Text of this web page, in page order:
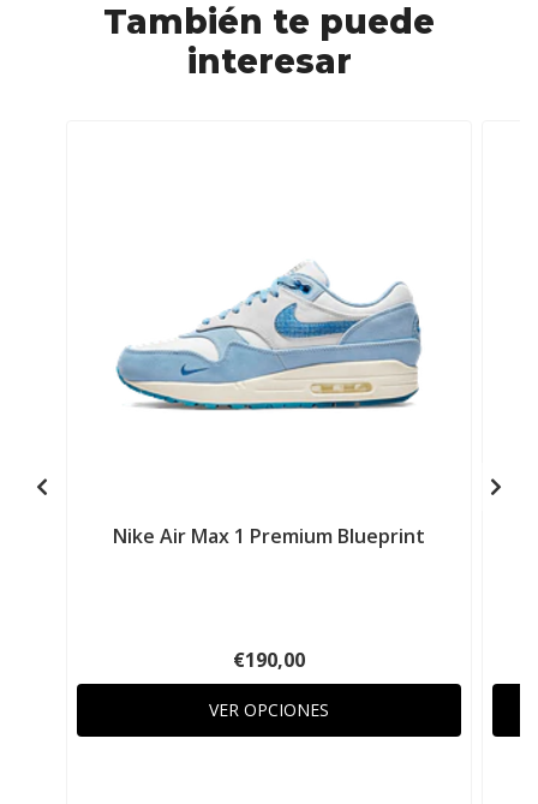
También te puede
interesar
Nike Air Max 1 Premium Blueprint
€190,00
VER OPCIONES